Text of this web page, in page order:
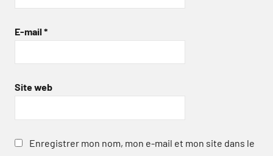
E-mail *
Site web
Enregistrer mon nom, mon e-mail et mon site dans le